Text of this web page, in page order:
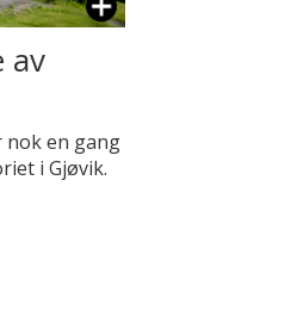
av
en gang
i Gjøvik.